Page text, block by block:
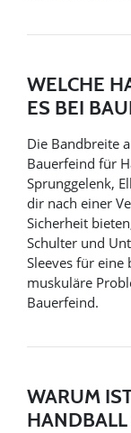
WELCHE
ES BEI
Die Bandbreite
Bauerfeind für
Sprunggelenk,
dir nach einer
Sicherheit
Schulter und
Sleeves für
muskuläre
Bauerfeind.
WARUM